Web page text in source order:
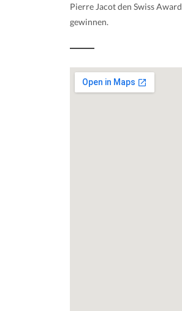
Pierre Jacot den Swiss Award
gewinnen.